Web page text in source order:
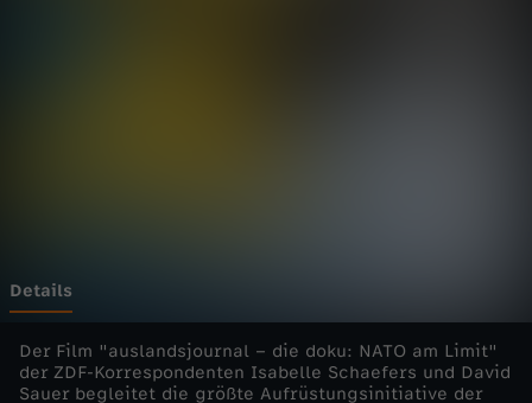
n
a
Details
Der Film "auslandsjournal – die doku: NATO am Limit"
der ZDF-Korrespondenten Isabelle Schaefers und David
Sauer begleitet die größte Aufrüstungsinitiative der